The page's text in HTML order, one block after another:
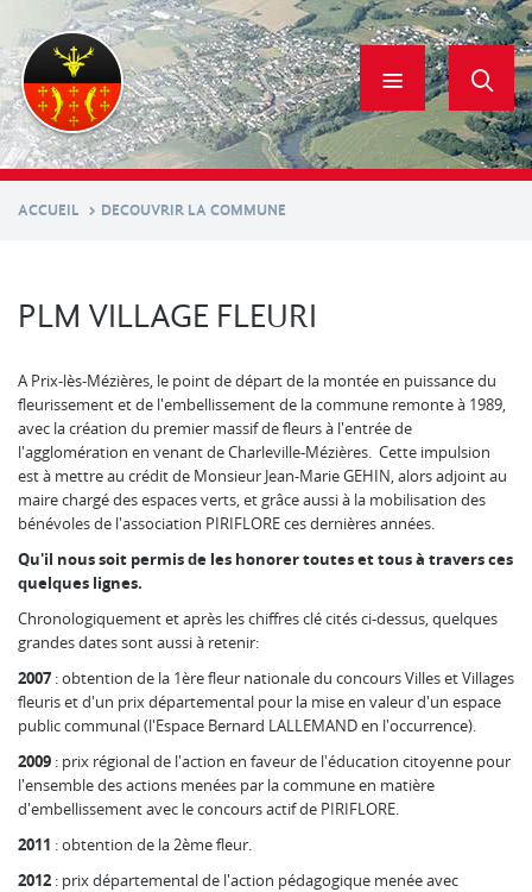
contenu
principal
ACCUEIL DECOUVRIR LA COMMUNE
PLM VILLAGE FLEURI
A Prix-lès-Mézières, le point de départ de la montée en puissance du
fleurissement et de l'embellissement de la commune remonte à 1989,
avec la création du premier massif de fleurs à l'entrée de
l'agglomération en venant de Charleville-Mézières. Cette impulsion
est à mettre au crédit de Monsieur Jean-Marie GEHIN, alors adjoint au
maire chargé des espaces verts, et grâce aussi à la mobilisation des
bénévoles de l'association PIRIFLORE ces dernières années.
Qu'il nous soit permis de les honorer toutes et tous à travers ces
quelques lignes.
Chronologiquement et après les chiffres clé cités ci-dessus, quelques
grandes dates sont aussi à retenir:
2007 : obtention de la 1ère fleur nationale du concours Villes et Villages
fleuris et d'un prix départemental pour la mise en valeur d'un espace
public communal (l'Espace Bernard LALLEMAND en l'occurrence).
2009 : prix régional de l'action en faveur de l'éducation citoyenne pour
l'ensemble des actions menées par la commune en matière
d'embellissement avec le concours actif de PIRIFLORE.
2011 : obtention de la 2ème fleur.
2012 : prix départemental de l'action pédagogique menée avec